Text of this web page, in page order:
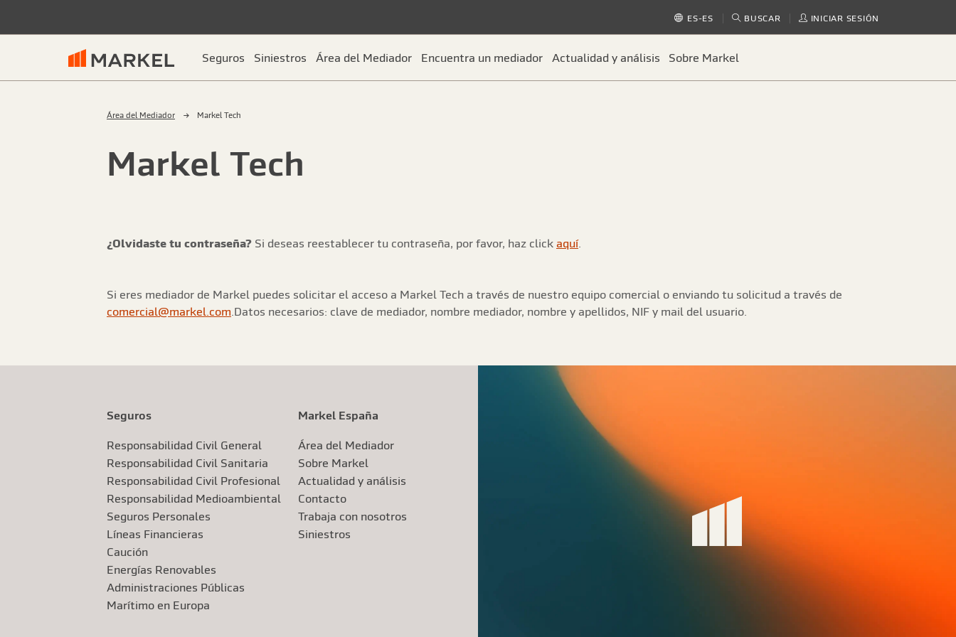
ES-ES BUSCAR INICIAR SESIÓN
Seguros Siniestros Área del Mediador Encuentra un mediador Actualidad y análisis Sobre Markel
Área del Mediador Markel Tech
Markel Tech
¿Olvidaste tu contraseña? Si deseas reestablecer tu contraseña, por favor, haz click aquí.
Si eres mediador de Markel puedes solicitar el acceso a Markel Tech a través de nuestro equipo comercial o enviando tu solicitud a través de
comercial@markel.com .Datos necesarios: clave de mediador, nombre mediador, nombre y apellidos, NIF y mail del usuario.
Seguros
Responsabilidad Civil General
Responsabilidad Civil Sanitaria
Responsabilidad Civil Profesional
Responsabilidad Medioambiental
Seguros Personales
Líneas Financieras
Caución
Energías Renovables
Administraciones Públicas
Marítimo en Europa
Markel España
Área del Mediador
Sobre Markel
Actualidad y análisis
Contacto
Trabaja con nosotros
Siniestros